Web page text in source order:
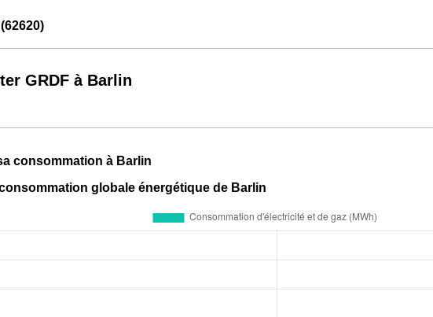
GRDF à Barlin
consommation à Barlin
globale énergétique de Barlin